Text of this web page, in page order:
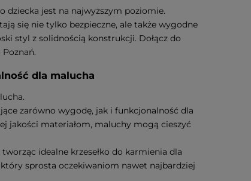
dziecka jest na najwyższym poziomie.
się nie tylko bezpieczne, ale także wygodne
styl z solidnością konstrukcji. Dołącz do
dla malucha
zarówno wygodę, jak i funkcjonalność dla
jakości materiałom, maluchy mogą cieszyć
idealne krzesełko do karmienia dla
sprosta oczekiwaniom nawet najbardziej